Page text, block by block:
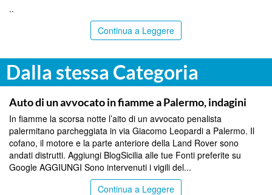
..
Continua a Leggere
Dalla stessa Categoria
PALERMO
Auto di un avvocato in fiamme a Palermo, indagini
In fiamme la scorsa notte l’aito di un avvocato penalista
palermitano parcheggiata in via Giacomo Leopardi a Palermo. Il
cofano, il motore e la parte anteriore della Land Rover sono
andati distrutti. Aggiungi BlogSicilia alle tue Fonti preferite su
Google AGGIUNGI Sono intervenuti i vigili del...
Continua a Leggere